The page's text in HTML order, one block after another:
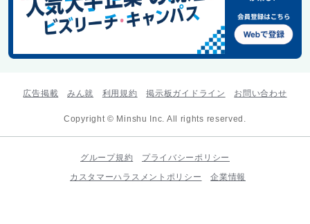
広告掲載 みん就 利用規約 掲示板ガイドライン お問い合わせ
Copyright © Minshu Inc. All rights reserved.
グループ規約
プライバシーポリシー
カスタマーハラスメントポリシー
企業情報